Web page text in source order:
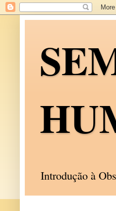
Introdução à